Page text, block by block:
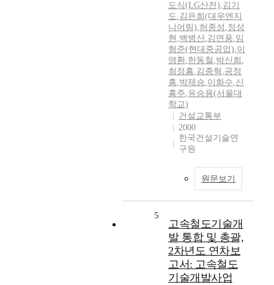
도식(LG산전),김기
도,김은희(대우엔지
니어링),허종성 ,정성
현 ,백병산,김연풍,임
형준(현대중공업),이
영환,한동철 ,박신희 ,
최정흠,김종혁 ,공정
흥,박제승,이화수,신
흥주,유승용(서울대
학교)
건설교통부
2000
한국건설기술연
구원
원문보기
5
고속철도기술개
발 통합 및 총괄,
2차년도 연차보
고서: 고속철도
기술개발사업